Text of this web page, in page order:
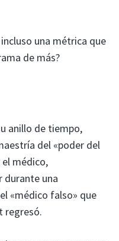
una métrica que
de más?
anillo de tiempo,
del «poder del
médico,
durante una
«médico falso» que
regresó.